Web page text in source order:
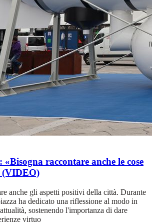
«Bisogna raccontare anche le cose
(VIDEO)
anche gli aspetti positivi della città. Durante
ha dedicato una riflessione al modo in
sostenendo l'importanza di dare
virtuo